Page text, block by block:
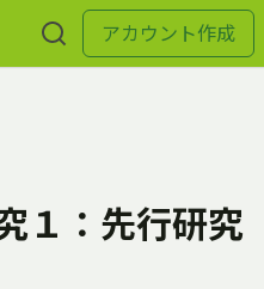
アカウント作成
１：先行研究